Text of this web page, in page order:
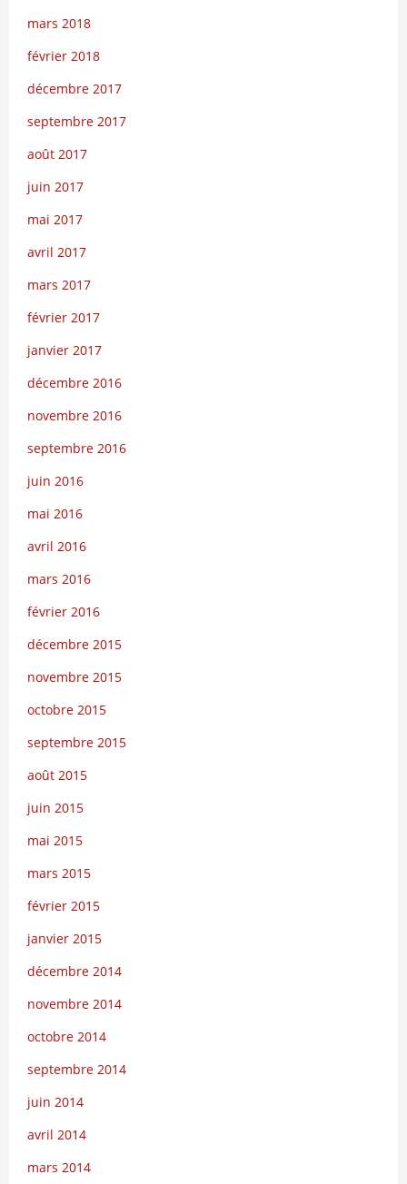
mars 2018
février 2018
décembre 2017
septembre 2017
août 2017
juin 2017
mai 2017
avril 2017
mars 2017
février 2017
janvier 2017
décembre 2016
novembre 2016
septembre 2016
juin 2016
mai 2016
avril 2016
mars 2016
février 2016
décembre 2015
novembre 2015
octobre 2015
septembre 2015
août 2015
juin 2015
mai 2015
mars 2015
février 2015
janvier 2015
décembre 2014
novembre 2014
octobre 2014
septembre 2014
juin 2014
avril 2014
mars 2014